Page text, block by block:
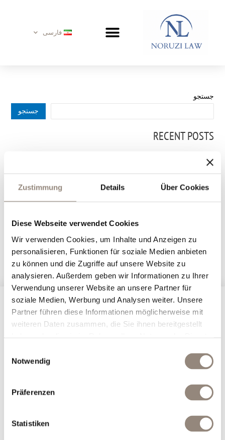
Zustimmung Details Über Cookies
Diese Webseite verwendet Cookies
Wir verwenden Cookies, um Inhalte und Anzeigen zu
personalisieren, Funktionen für soziale Medien anbieten
zu können und die Zugriffe auf unsere Website zu
analysieren. Außerdem geben wir Informationen zu Ihrer
Verwendung unserer Website an unsere Partner für
soziale Medien, Werbung und Analysen weiter. Unsere
Partner führen diese Informationen möglicherweise mit
weiteren Daten zusammen, die Sie ihnen bereitgestellt
Notwendig
Präferenzen
Statistiken
فارسی
جستجو
جستجو
RECENT POSTS
RECENT COMMENTS
دیدگاهی برای نمایش وجود ندارد.
بایگانی برای نمایش وجود ندارد.
CATEGORIES
هیچ دسته‌ای پیدا نشد